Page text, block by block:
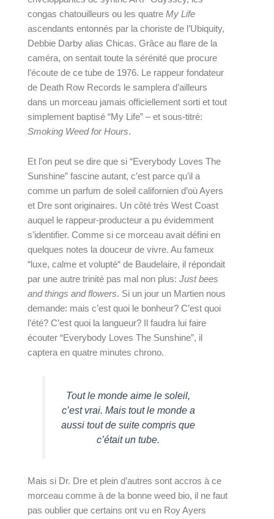
congas chatouilleurs ou les quatre
My Life
ascendants entonnés par la choriste de l’Ubiquity,
Debbie Darby alias Chicas. Grâce au flare de la
caméra, on sentait toute la sérénité que procure
l’écoute de ce tube de 1976. Le rappeur fondateur
de Death Row Records le samplera d’ailleurs
dans un morceau jamais officiellement sorti et tout
Smoking Weed for Hours.
Et l’on peut se dire que si “Everybody Loves The
Sunshine” fascine autant, c’est parce qu’il a
comme un parfum de soleil californien d’où Ayers
et Dre sont originaires. Un côté très West Coast
auquel le rappeur-producteur a pu évidemment
s’identifier. Comme si ce morceau avait défini en
quelques notes la douceur de vivre. Au fameux
“luxe, calme et volupté“ de Baudelaire, il répondait
par une autre trinité pas mal non plus: Just bees
and things and flowers. Si un jour un Martien nous
demande: mais c’est quoi le bonheur? C’est quoi
l’été? C’est quoi la langueur? Il faudra lui faire
écouter “Everybody Loves The Sunshine”, il
captera en quatre minutes chrono.
Tout le monde aime le soleil,
c’est vrai. Mais tout le monde a
aussi tout de suite compris que
c’était un tube.
Mais si Dr. Dre et plein d’autres sont accros à ce
morceau comme à de la bonne weed bio, il ne faut
pas oublier que certains ont vu en Roy Ayers